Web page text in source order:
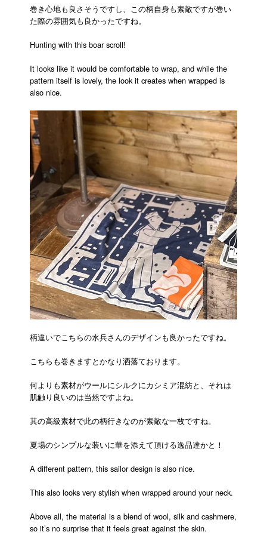
巻き心地も良さそうですし、この柄自身も素敵ですが巻い
た際の雰囲気も良かったですね。
Hunting with this boar scroll!
It looks like it would be comfortable to wrap, and while the
pattern itself is lovely, the look it creates when wrapped is
also nice.
柄違いでこちらの水兵さんのデザインも良かったですね。
こちらも巻きますとかなり洒落ております。
何よりも素材がウールにシルクにカシミア混紡と、それは
肌触り良いのは当然ですよね。
其の高級素材で此の柄行きなのが素敵な一枚ですね。
夏場のシンプルな装いに華を添えて頂ける逸品達かと！
A different pattern, this sailor design is also nice.
This also looks very stylish when wrapped around your neck.
Above all, the material is a blend of wool, silk and cashmere,
so it’s no surprise that it feels great against the skin.